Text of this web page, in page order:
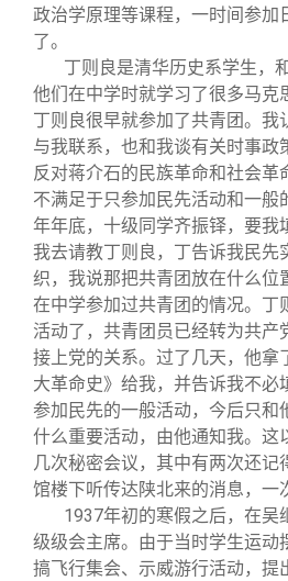
政治学原理等课程，一时间参加
了。
丁则良是清华历史系学生，
他们在中学时就学习了很多马克
丁则良很早就参加了共青团。我
与我联系，也和我谈有关时事政
反对蒋介石的民族革命和社会革
不满足于只参加民先活动和一般
年年底，十级同学齐振铎，要我
我去请教丁则良，丁告诉我民先
织，我说那把共青团放在什么位
在中学参加过共青团的情况。丁
活动了，共青团员已经转为共产
接上党的关系。过了几天，他拿
大革命史》给我，并告诉我不必
参加民先的一般活动，今后只和
什么重要活动，由他通知我。这
几次秘密会议，其中有两次还记
馆楼下听传达陕北来的消息，一
1937年初的寒假之后，在吴
级级会主席。由于当时学生运动
搞飞行集会、示威游行活动，提